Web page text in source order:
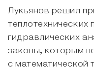
Лукьянов решил
теплотехнических
гидравлических
законы, которым
с математической